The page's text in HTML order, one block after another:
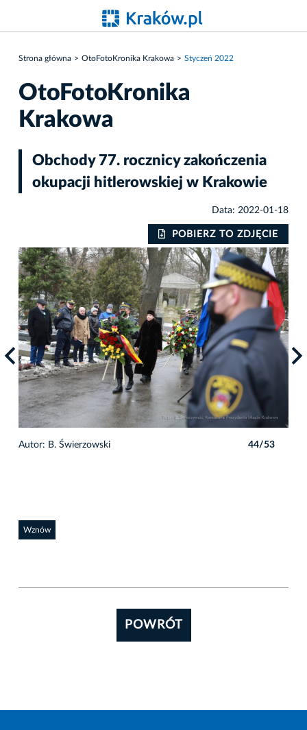
Strona główna OtoFotoKronika Krakowa Styczeń 2022
OtoFotoKronika
Krakowa
Obchody 77. rocznicy zakończenia
okupacji hitlerowskiej w Krakowie
Data: 2022-01-18
POBIERZ TO ZDJĘCIE
Autor: B. Świerzowski 44/53
Wznów
POWRÓT